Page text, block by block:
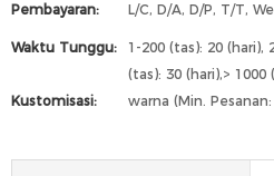
Pembayaran: L/C, D/A, D/P, T/T,
Waktu Tunggu:
1-200 (tas): 20 (hari),
(tas): 30 (hari),>
Kustomisasi:
warna (Min.